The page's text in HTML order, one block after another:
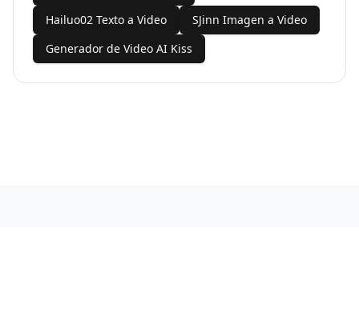
Hailuo02 Texto a Video
SJinn Imagen a Video
Generador de Video AI Kiss